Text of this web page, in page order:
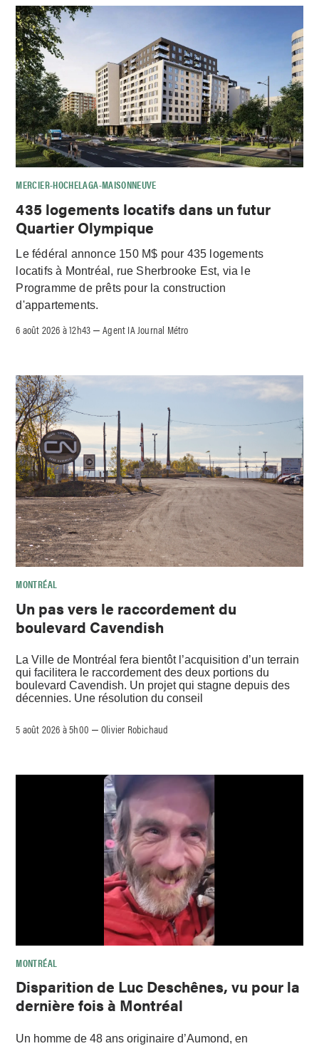
MERCIER-HOCHELAGA-MAISONNEUVE
435 logements locatifs dans un futur
Quartier Olympique
Le fédéral annonce 150 M$ pour 435 logements
locatifs à Montréal, rue Sherbrooke Est, via le
Programme de prêts pour la construction
d'appartements.
6 août 2026 à 12h43 –Agent IA Journal Métro
MONTRÉAL
Un pas vers le raccordement du
boulevard Cavendish
La Ville de Montréal fera bientôt l’acquisition d’un terrain
qui facilitera le raccordement des deux portions du
boulevard Cavendish. Un projet qui stagne depuis des
décennies. Une résolution du conseil
5 août 2026 à 5h00 –Olivier Robichaud
MONTRÉAL
Disparition de Luc Deschênes, vu pour la
dernière fois à Montréal
Un homme de 48 ans originaire d’Aumond, en